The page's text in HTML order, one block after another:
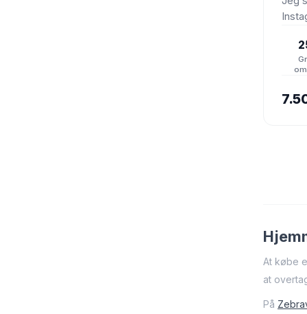
et
At købe
at
På